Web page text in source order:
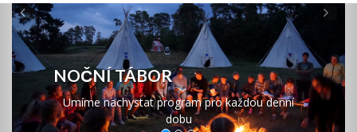
NOČNÍ TÁBOR
Umíme nachystat program pro každou denní
dobu
Previous